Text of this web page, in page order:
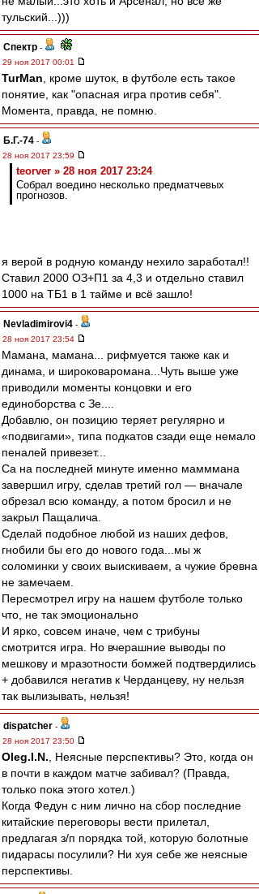
тульский...)))
Спектр -
29 ноя 2017 00:01
TurMan , кроме шуток, в футболе есть такое
понятие, как "опасная игра против себя".
Момента, правда, не помню.
Б.Г.-74 -
28 ноя 2017 23:59
teorver » 28 ноя 2017 23:24
Собрал воедино несколько предматчевых
прогнозов.
я верой в родную команду нехило заработал!!
Ставил 2000 ОЗ+П1 за 4,3 и отдельно ставил
1000 на ТБ1 в 1 тайме и всё зашло!
Nevladimirovi4 -
28 ноя 2017 23:54
Мамана, мамана... рифмуется также как и
динама, и широковаромана...Чуть выше уже
приводили моменты концовки и его
единоборства с Зе....
Добавлю, он позицию теряет регулярно и
«подвигами», типа подкатов сзади еще немало
пеналей привезет...
Са на последней минуте именно мамммана
завершил игру, сделав третий гол — вначале
обрезал всю команду, а потом бросил и не
закрыл Пащалича.
Сделай подобное любой из наших дефов,
гнобили бы его до нового года...мы ж
соломинки у своих выискиваем, а чужие бревна
не замечаем.
Пересмотрел игру на нашем футболе только
что, не так эмоционально
И ярко, совсем иначе, чем с трибуны
смотрится игра. Но вчерашние выводы по
мешкову и мразотности бомжей подтвердились
+ добавился негатив к Черданцеву, ну нельзя
так вылизывать, нельзя!
dispatcher -
28 ноя 2017 23:50
Oleg.I.N. , Неясные перспективы? Это, когда он
в почти в каждом матче забивал? (Правда,
только пока этого хотел.)
Когда Федун с ним лично на сбор последние
китайские переговоры вести прилетал,
предлагая з/п порядка той, которую болотные
пидарасы посулили? Ни хуя себе же неясные
перспективы.